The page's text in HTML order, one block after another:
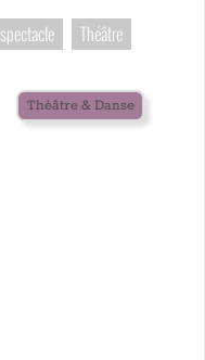
spectacle Théâtre
Théâtre & Danse